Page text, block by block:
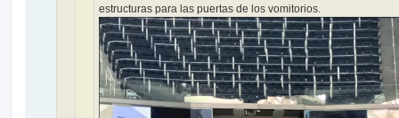
estructuras para las puertas de los vomitorios.